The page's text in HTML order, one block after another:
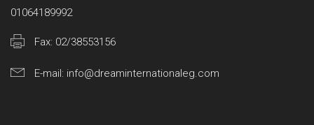
01064189992
Fax: 02/38553156
E-mail: info@dreaminternationaleg.com